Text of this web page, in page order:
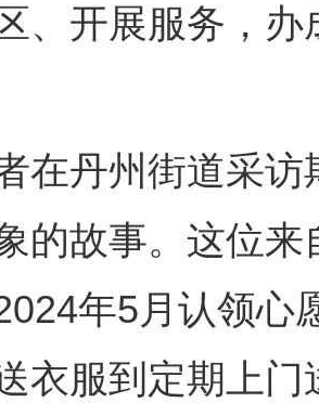
、开展服务，
丹州街道采访
的故事。这位
年5月认领心
衣服到定期上